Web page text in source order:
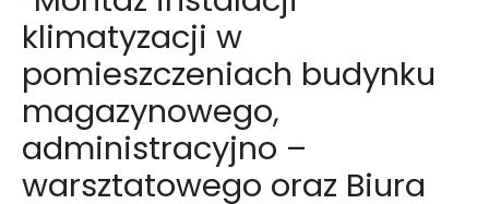
pomiarowych
–
ultradźwiękowe”
klimatyzacji w
pomieszczeniach budynku
magazynowego,
administracyjno –
warsztatowego oraz Biura